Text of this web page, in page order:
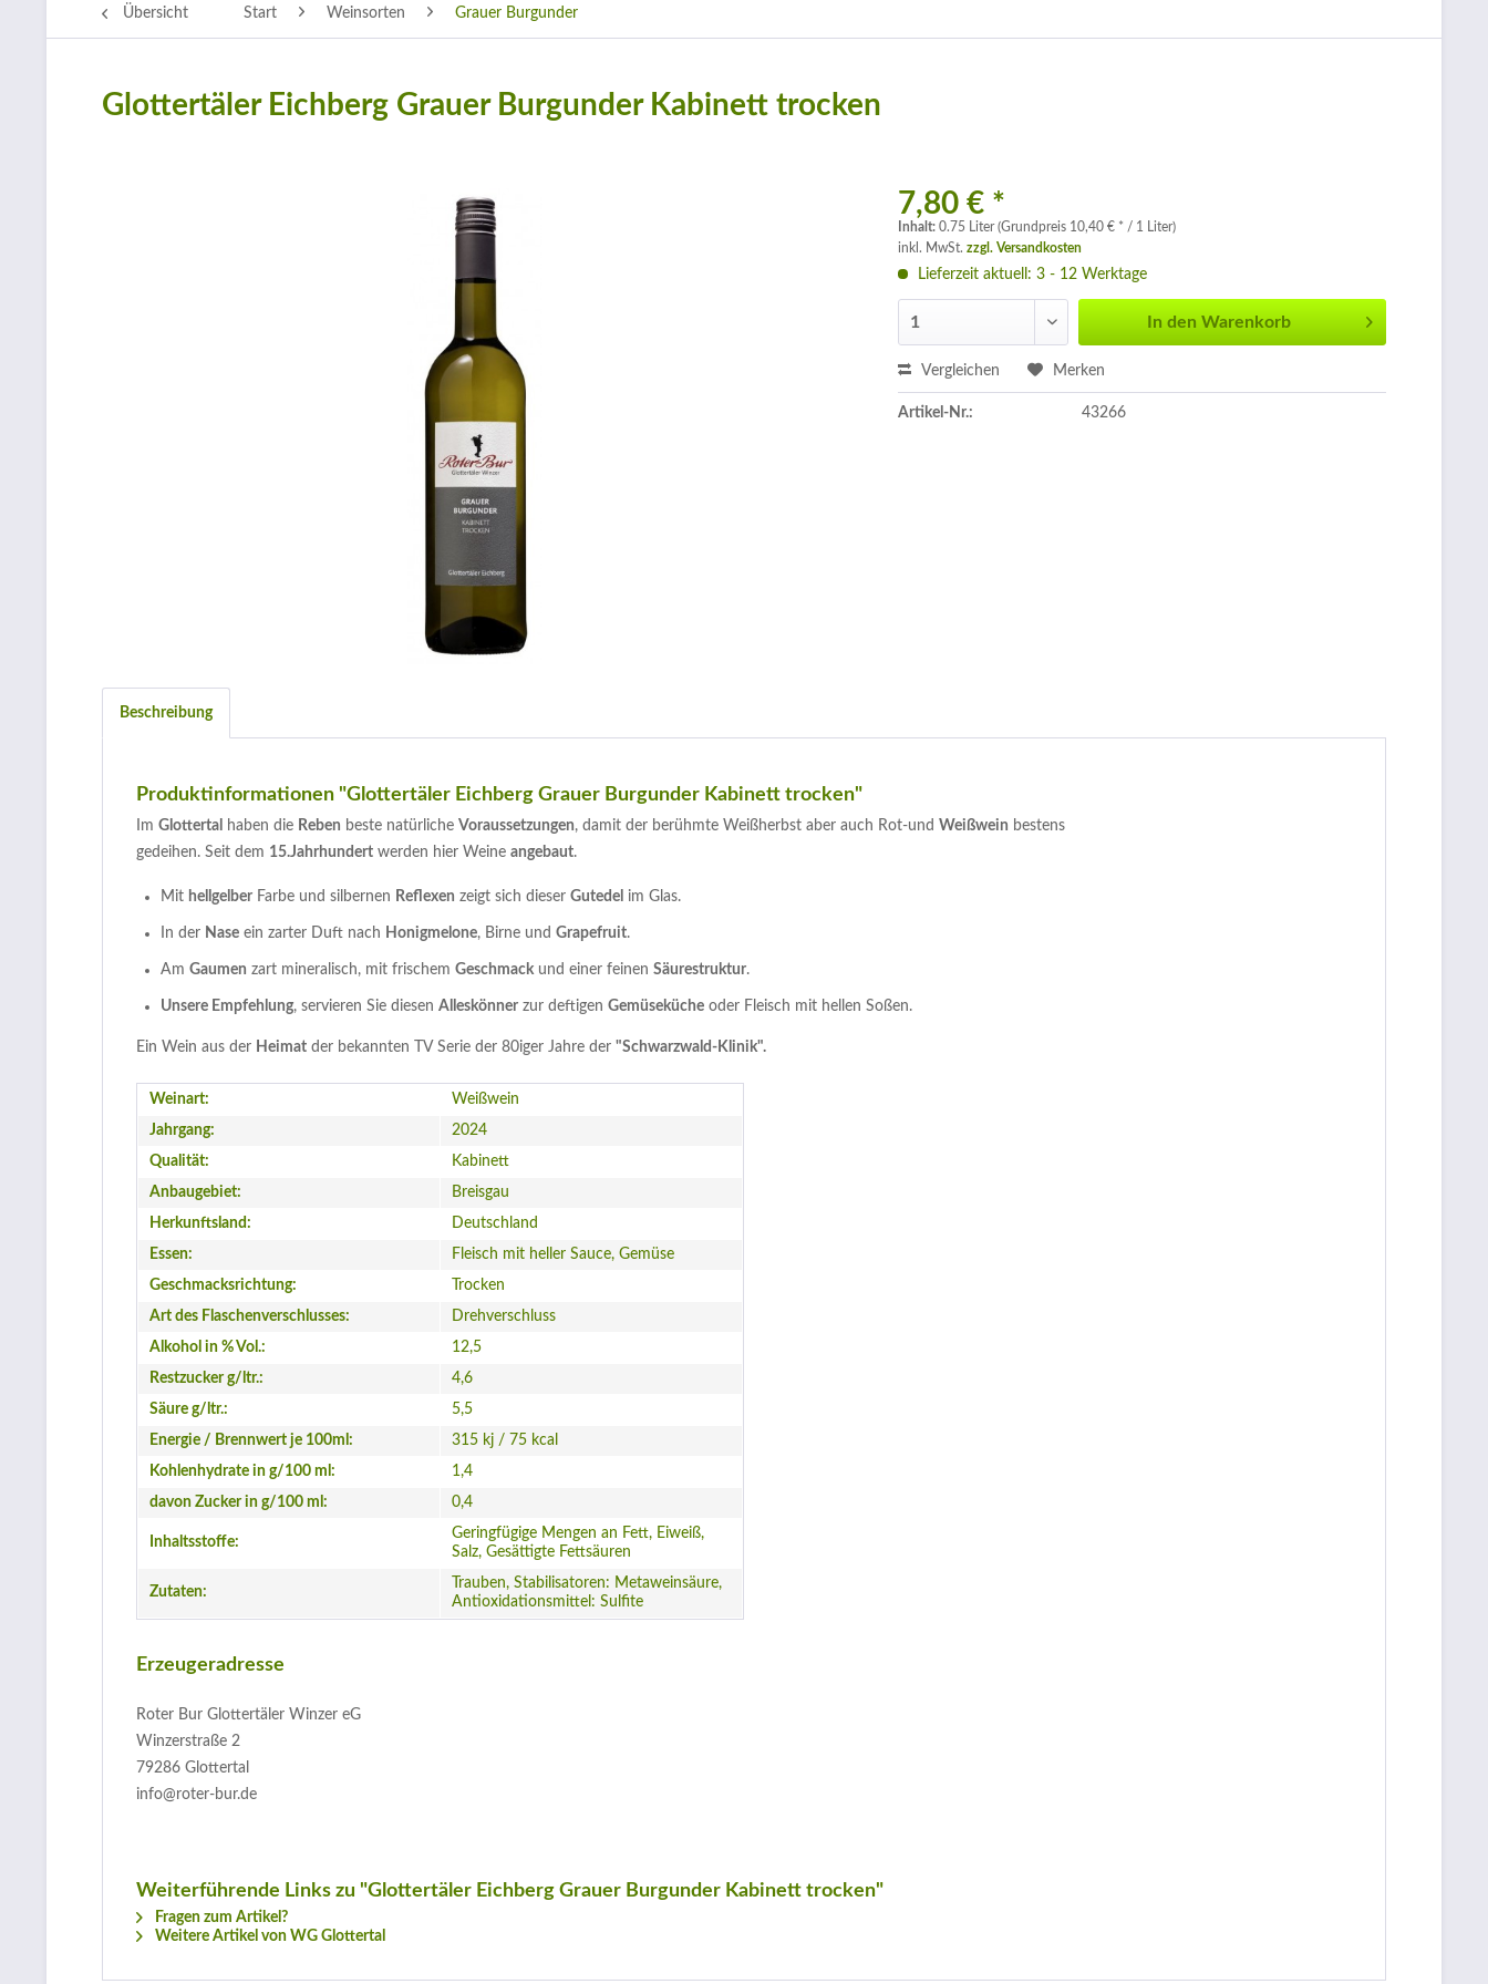
Übersicht Start Weinsorten Grauer Burgunder
Glottertäler Eichberg Grauer Burgunder Kabinett trocken
7,80 € *
Inhalt:0.75 Liter (Grundpreis 10,40 € * / 1 Liter)
inkl. MwSt.zzgl. Versandkosten
Lieferzeit aktuell: 3 - 12 Werktage
In den Warenkorb
Vergleichen Merken
Artikel-Nr.: 43266
Beschreibung
Produktinformationen "Glottertäler Eichberg Grauer Burgunder Kabinett trocken"
Im Glottertal haben die Reben beste natürliche Voraussetzungen, damit der berühmte Weißherbst aber auch Rot-und Weißwein bestens
gedeihen. Seit dem 15.Jahrhundert werden hier Weine angebaut.
Mit hellgelber Farbe und silbernen Reflexen zeigt sich dieser Gutedel im Glas.
In der Nase ein zarter Duft nach Honigmelone, Birne und Grapefruit.
Am Gaumen zart mineralisch, mit frischem Geschmackund einer feinen Säurestruktur.
Unsere Empfehlung, servieren Sie diesen Alleskönner zur deftigen Gemüseküche oder Fleisch mit hellen Soßen.
Ein Wein aus der Heimat der bekannten TV Serie der 80iger Jahre der "Schwarzwald-Klinik".
Weinart:
Weißwein
Jahrgang:
2024
Qualität:
Kabinett
Anbaugebiet:
Breisgau
Herkunftsland:
Deutschland
Essen:
Fleisch mit heller Sauce, Gemüse
Geschmacksrichtung:
Trocken
Art des Flaschenverschlusses:
Drehverschluss
Alkohol in % Vol.:
12,5
Restzucker g/ltr.:
4,6
Säure g/ltr.:
5,5
Energie / Brennwert je 100ml:
315 kj / 75 kcal
Kohlenhydrate in g/100 ml:
1,4
davon Zucker in g/100 ml:
0,4
Inhaltsstoffe:
Geringfügige Mengen an Fett, Eiweiß,
Salz, Gesättigte Fettsäuren
Zutaten:
Trauben, Stabilisatoren: Metaweinsäure,
Antioxidationsmittel: Sulfite
Erzeugeradresse
Roter Bur Glottertäler Winzer eG
Winzerstraße 2
79286 Glottertal
info@roter-bur.de
Weiterführende Links zu "Glottertäler Eichberg Grauer Burgunder Kabinett trocken"
Fragen zum Artikel?
Weitere Artikel von WG Glottertal